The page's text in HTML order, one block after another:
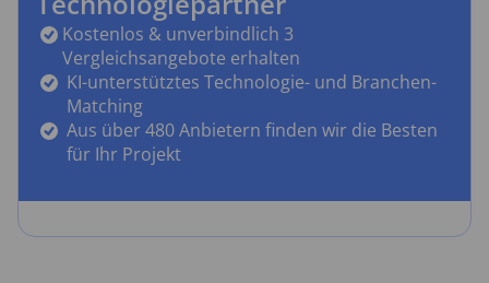
Kostenlos & unverbindlich 3
Vergleichsangebote erhalten
KI-unterstütztes Technologie- und Branchen-
Matching
Aus über 480 Anbietern finden wir die Besten
für Ihr Projekt